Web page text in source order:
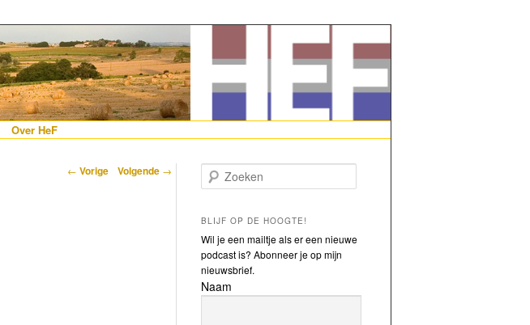
Over HeF
Berichtnavigatie
← Vorige Volgende → Zoeken
BLIJF OP DE HOOGTE!
Wil je een mailtje als er een nieuwe
podcast is? Abonneer je op mijn
nieuwsbrief.
Naam